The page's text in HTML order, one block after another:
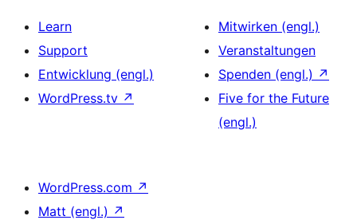
Learn
Support
Entwicklung (engl.)
WordPress.tv ↗
Mitwirken (engl.)
Veranstaltungen
Spenden (engl.) ↗
Five for the Future
(engl.)
WordPress.com ↗
Matt (engl.) ↗